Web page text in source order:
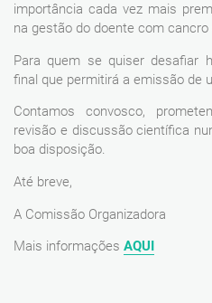
importância cada vez mais
na gestão do doente com cancro
Para quem se quiser desafiar
final que permitirá a emissão de
Contamos convosco,
revisão e discussão científica
boa disposição.
Até breve,
A Comissão Organizadora
Mais informações AQUI